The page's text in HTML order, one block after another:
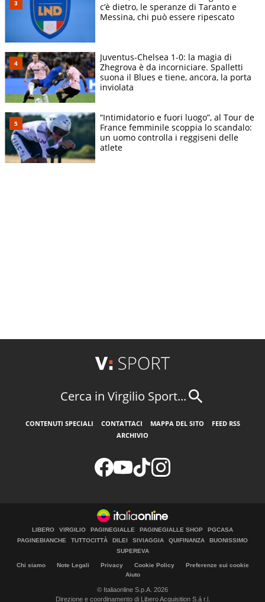
c’è dietro, le speranze di Taranto e
Messina, chi può essere ripescato
Juventus-Chelsea 1-0: la magia di
Zhegrova è da incorniciare. Spalletti
suona il Blues e tiene, ancora, la porta
inviolata
“Intimidatorio e fuori luogo”, al Tour de
France femminile scoppia lo scandalo:
un uomo controlla i reggiseni delle
atlete
Cerca in Virgilio Sport...
CONTENUTI SPECIALI CONTATTACI MAPPA DEL SITO
FEED RSS
ARCHIVIO
LIBERO VIRGILIO PAGINEGIALLE PAGINEGIALLE SHOP
PGCASA
PAGINEBIANCHE
TUTTOCITTÀ DILEI SIVIAGGIA QUIFINANZA
BUONISSIMO
SUPEREVA
Chi siamo Note Legali Privacy Cookie Policy
Preferenze sui cookie
Aiuto
© Italiaonline S.p.A. 2026
Direzione e coordinamento di Libero Acquisition S.á r.l.